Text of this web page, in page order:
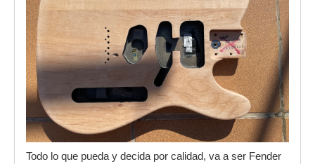
Todo lo que pueda y decida por calidad, va a ser Fender